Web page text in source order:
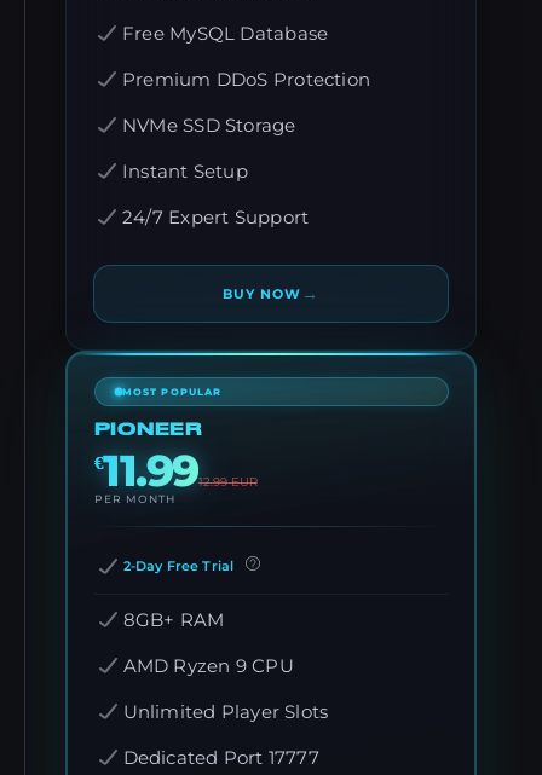
Free MySQL Database
Premium DDoS Protection
NVMe SSD Storage
Instant Setup
24/7 Expert Support
BUY NOW →
MOST POPULAR
PIONEER
€11.9912.99EUR
PER MONTH
2-Day Free Trial
8GB+ RAM
AMD Ryzen 9 CPU
Unlimited Player Slots
Dedicated Port 17777